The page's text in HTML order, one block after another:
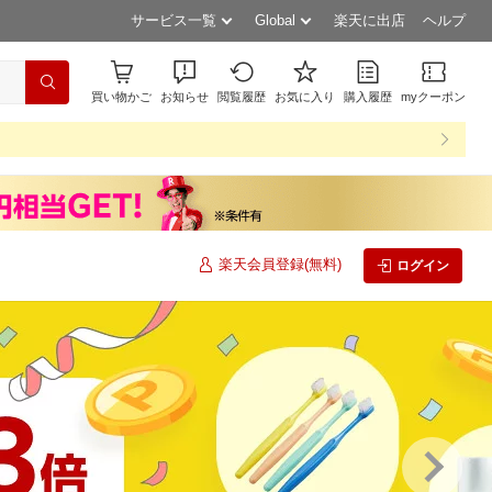
サービス一覧 Global 楽天に出店 ヘルプ
買い物かご お知らせ 閲覧履歴 お気に入り 購入履歴 myクーポン
楽天会員登録(無料) ログイン